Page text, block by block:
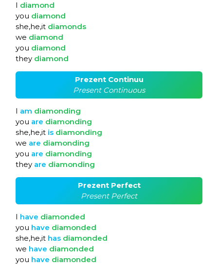
I diamond
you diamond
she,he,it diamonds
we diamond
you diamond
they diamond
Prezent Continuu
Present Continuous
I am diamonding
you are diamonding
she,he,it is diamonding
we are diamonding
you are diamonding
they are diamonding
Prezent Perfect
Present Perfect
I have diamonded
you have diamonded
she,he,it has diamonded
we have diamonded
you have diamonded